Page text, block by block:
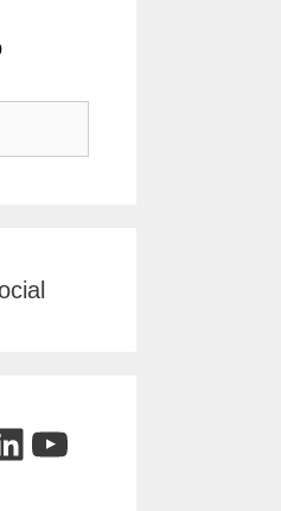
YouTube